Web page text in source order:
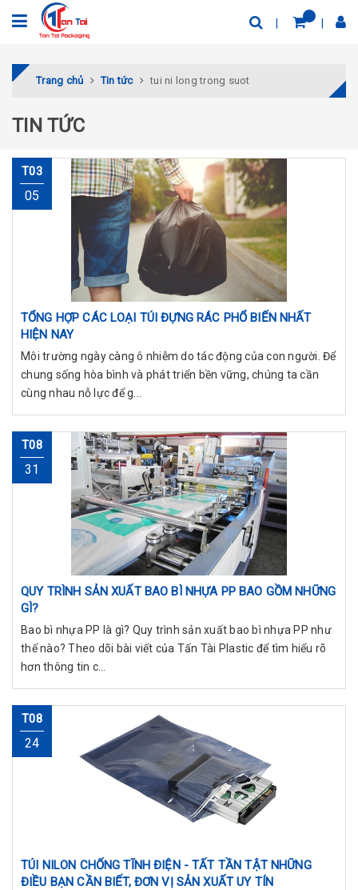
Trang chủ Tin tức tui ni long trong suot
TIN TỨC
T03
05
TỔNG HỢP CÁC LOẠI TÚI ĐỰNG RÁC PHỔ BIẾN NHẤT
HIỆN NAY
Môi trường ngày càng ô nhiễm do tác động của con người. Để
chung sống hòa bình và phát triển bền vững, chúng ta cần
cùng nhau nỗ lực để g...
T08
31
QUY TRÌNH SẢN XUẤT BAO BÌ NHỰA PP BAO GỒM NHỮNG
GÌ?
Bao bì nhựa PP là gì? Quy trình sản xuất bao bì nhựa PP như
thế nào? Theo dõi bài viết của Tấn Tài Plastic để tìm hiểu rõ
hơn thông tin c...
T08
24
TÚI NILON CHỐNG TĨNH ĐIỆN - TẤT TẦN TẬT NHỮNG
ĐIỀU BẠN CẦN BIẾT, ĐƠN VỊ SẢN XUẤT UY TÍN